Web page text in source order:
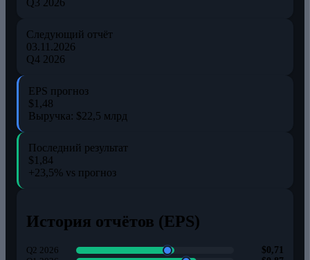
Q3 2026
Следующий отчёт
03.11.2026
Q4 2026
EPS прогноз
$1,48
Выручка: $22,5 млрд
Последний результат
$1,84
+23,5% vs прогноз
История отчётов (EPS)
Q2 2026
$0,71